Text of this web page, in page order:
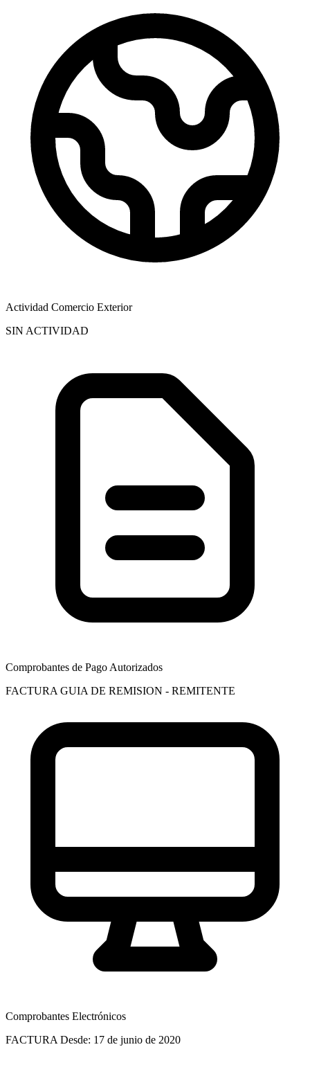
Actividad Comercio Exterior
SIN ACTIVIDAD
Comprobantes de Pago Autorizados
FACTURA GUIA DE REMISION - REMITENTE
Comprobantes Electrónicos
FACTURA Desde: 17 de junio de 2020